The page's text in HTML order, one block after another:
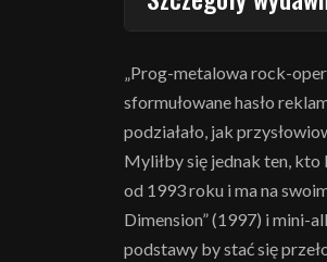
„Prog-metalowa rock-
sformułowane hasło
podziałało, jak
Myliłby się jednak ten,
od 1993 roku i ma na
Dimension” (1997) i mini-
podstawy by stać się